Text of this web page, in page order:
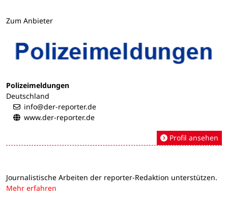
Zum Anbieter
Polizeimeldungen
Deutschland
info@der-reporter.de
www.der-reporter.de
Profil ansehen
Journalistische Arbeiten der reporter-Redaktion unterstützen.
Mehr erfahren